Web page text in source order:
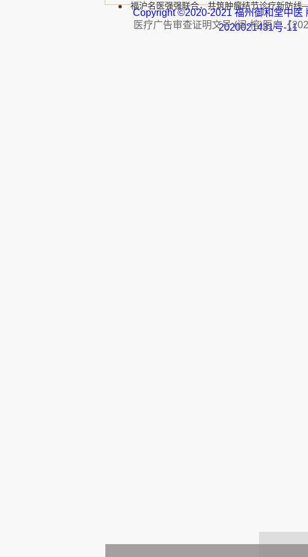
福沪名医强强联合，共筑肿瘤结节诊疗新防线
Copyright ©2020-2021 福州御和堂中医
2020021431号-11
医疗广告审查证明文号:(闽-榕)医广【